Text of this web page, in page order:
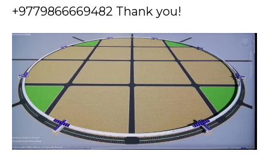
+9779866669482 Thank you!